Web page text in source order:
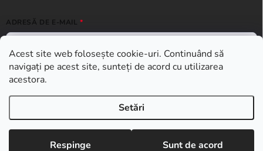
Acest site web folosește cookie-uri. Continuând să
navigați pe acest site, sunteți de acord cu utilizarea
acestora.
Setări
Respinge Sunt de acord
ADRESĂ DE E-MAIL
ABONARE
Drepturi de autor 2026 . Toate drepturile rezervate.